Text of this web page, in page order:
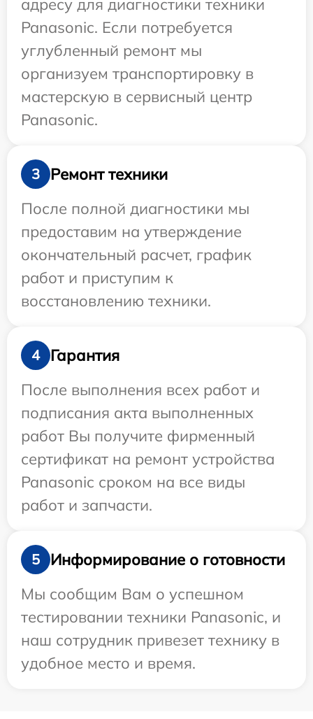
адресу для диагностики техники
Panasonic. Если потребуется
углубленный ремонт мы
организуем транспортировку в
мастерскую в сервисный центр
Panasonic.
3
Ремонт техники
После полной диагностики мы
предоставим на утверждение
окончательный расчет, график
работ и приступим к
восстановлению техники.
4
Гарантия
После выполнения всех работ и
подписания акта выполненных
работ Вы получите фирменный
сертификат на ремонт устройства
Panasonic сроком на все виды
работ и запчасти.
5
Информирование о готовности
Мы сообщим Вам о успешном
тестировании техники Panasonic, и
наш сотрудник привезет технику в
удобное место и время.